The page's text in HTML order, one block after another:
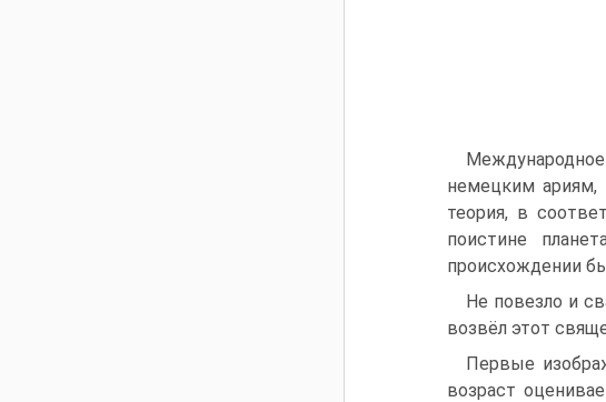
немецким ариям,
теория, в
поистине
происхождении
Не повезло и
возвёл этот
Первые
возраст